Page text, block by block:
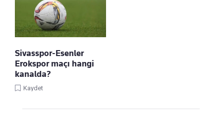
Sivasspor-Esenler
Erokspor maçı hangi
kanalda?
Kaydet